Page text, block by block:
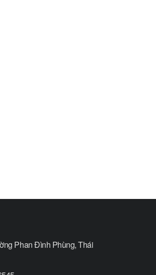
Phan Đình Phùng, Thái